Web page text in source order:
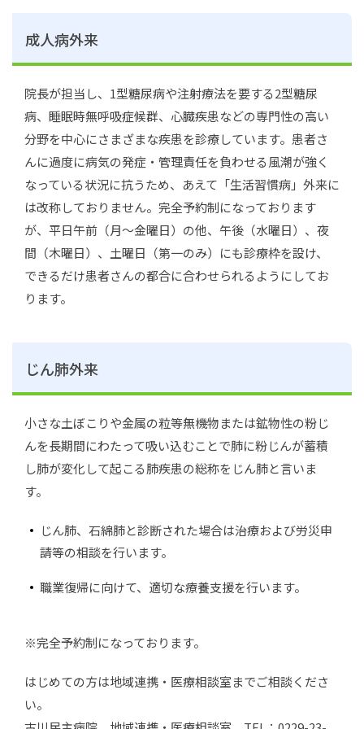
成人病外来
院長が担当し、1型糖尿病や注射療法を要する2型糖尿
病、睡眠時無呼吸症候群、心臓疾患などの専門性の高い
分野を中心にさまざまな疾患を診療しています。患者さ
んに過度に病気の発症・管理責任を負わせる風潮が強く
なっている状況に抗うため、あえて「生活習慣病」外来に
は改称しておりません。完全予約制になっております
が、平日午前（月～金曜日）の他、午後（水曜日）、夜
間（木曜日）、土曜日（第一のみ）にも診療枠を設け、
できるだけ患者さんの都合に合わせられるようにしてお
ります。
じん肺外来
小さな土ぼこりや金属の粒等無機物または鉱物性の粉じ
んを長期間にわたって吸い込むことで肺に粉じんが蓄積
し肺が変化して起こる肺疾患の総称をじん肺と言いま
す。
じん肺、石綿肺と診断された場合は治療および労災申
請等の相談を行います。
職業復帰に向けて、適切な療養支援を行います。
※完全予約制になっております。
はじめての方は地域連携・医療相談室までご相談くださ
い。